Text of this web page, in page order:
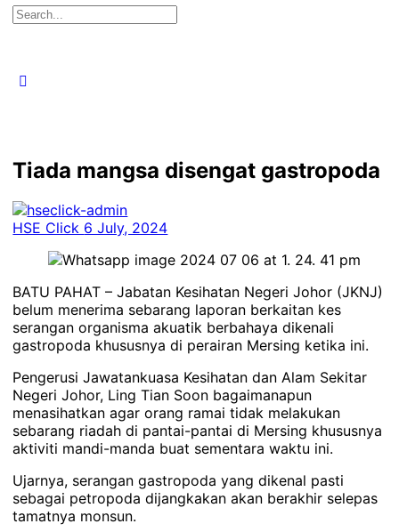
Search
Tiada mangsa disengat gastropoda
HSE Click 6 July, 2024
BATU PAHAT – Jabatan Kesihatan Negeri Johor (JKNJ)
belum menerima sebarang laporan berkaitan kes
serangan organisma akuatik berbahaya dikenali
gastropoda khususnya di perairan Mersing ketika ini.
Pengerusi Jawatankuasa Kesihatan dan Alam Sekitar
Negeri Johor, Ling Tian Soon bagaimanapun
menasihatkan agar orang ramai tidak melakukan
sebarang riadah di pantai-pantai di Mersing khususnya
aktiviti mandi-manda buat sementara waktu ini.
Ujarnya, serangan gastropoda yang dikenal pasti
sebagai petropoda dijangkakan akan berakhir selepas
tamatnya monsun.